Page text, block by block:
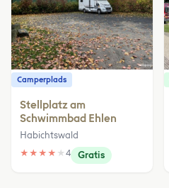
Camperplads
Stellplatz am
Schwimmbad Ehlen
Habichtswald
★ ★ ★ ★ ★ 4 Gratis